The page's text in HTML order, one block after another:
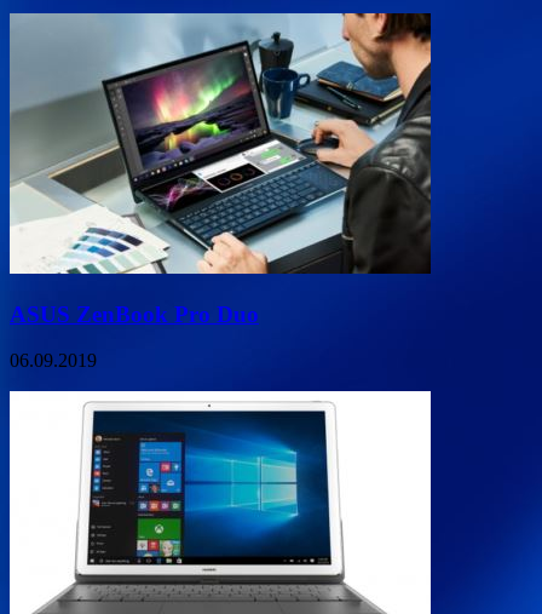
ASUS ZenBook Pro Duo
06.09.2019